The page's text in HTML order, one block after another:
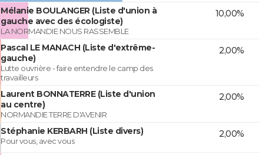
Mélanie BOULANGER (Liste d'union à
gauche avec des écologiste)
LA NORMANDIE NOUS RASSEMBLE
10,00%
Pascal LE MANACH (Liste d'extrême-
gauche)
Lutte ouvrière - faire entendre le camp des
travailleurs
2,00%
Laurent BONNATERRE (Liste d'union
au centre)
NORMANDIE TERRE D'AVENIR
2,00%
Stéphanie KERBARH (Liste divers)
Pour vous, avec vous
2,00%